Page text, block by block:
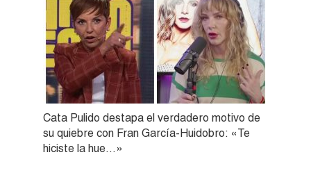
Cata Pulido destapa el verdadero motivo de
su quiebre con Fran García-Huidobro: «Te
hiciste la hue…»